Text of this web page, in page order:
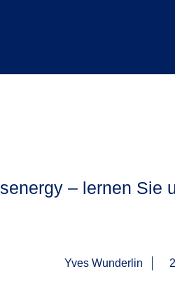
senergy – lernen Sie
Yves Wunderlin